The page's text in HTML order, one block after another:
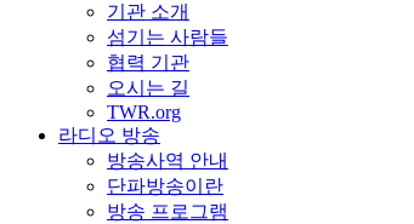
기관 소개
섬기는 사람들
협력 기관
오시는 길
TWR.org
라디오 방송
방송사역 안내
단파방송이란
방송 프로그램